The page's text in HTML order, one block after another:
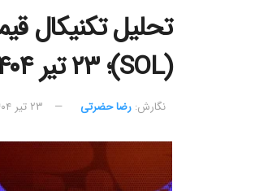
(SOL)؛ ۲۳ تیر ۱۴۰۴
نگارش:‌ رضا حضرتی ۲۳ تیر ۱۴۰۴ - ۰۹:۳۰